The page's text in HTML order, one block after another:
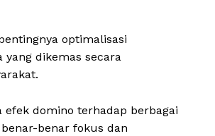
optimalisasi
yang dikemas secara
efek domino terhadap berbagai
benar fokus dan